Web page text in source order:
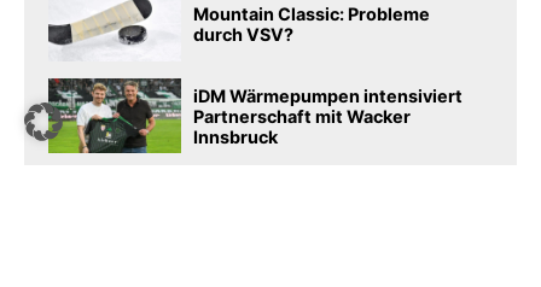
Mountain Classic: Probleme
durch VSV?
iDM Wärmepumpen intensiviert
Partnerschaft mit Wacker
Innsbruck